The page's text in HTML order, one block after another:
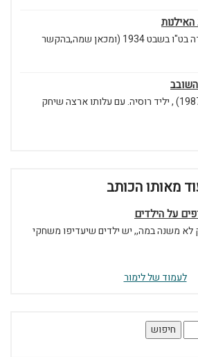
האילנות
אילנה רובינא, זמרת נולדה בט"ו בשבט 1934 (ומכאן שמה,בהקשר
שחקן תיאטרון (1905 -1987) , יליד רוסיה. עם עלותו ארצה שיחק
מאותו הכותב
על הילדים
לא משנה במה,, יש ילדים שיעדיפו משחקי
לעמוד של לימור